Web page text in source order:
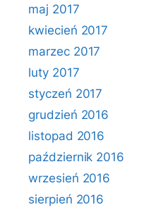
maj 2017
kwiecień 2017
marzec 2017
luty 2017
styczeń 2017
grudzień 2016
listopad 2016
październik 2016
wrzesień 2016
sierpień 2016